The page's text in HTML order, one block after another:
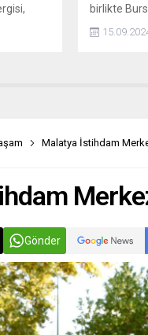
birlikte
artırdı.
Başkanlığı
Malatya İstihdam
Gönder